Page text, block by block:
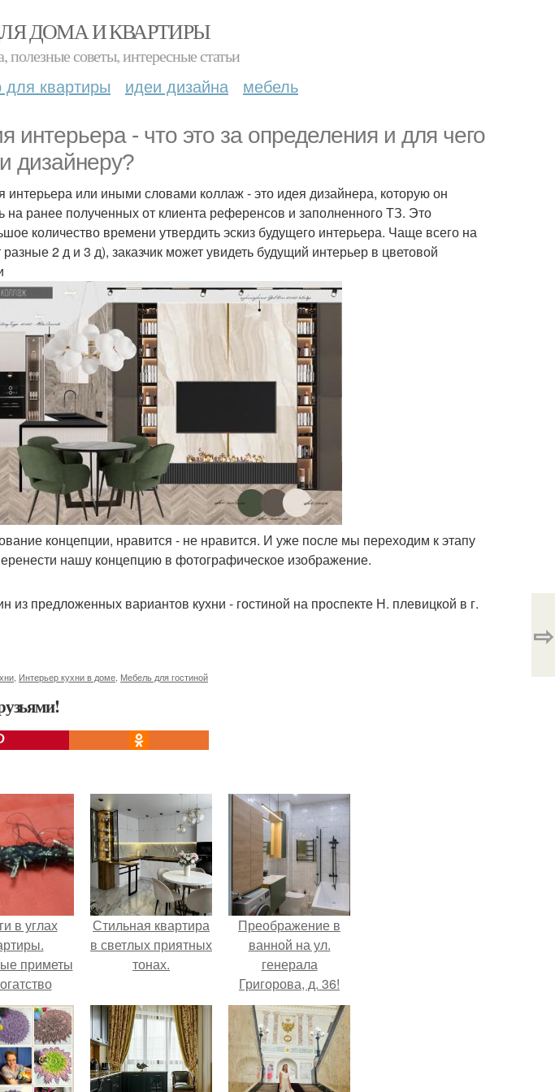
ДОМА И КВАРТИРЫ
советы, интересные статьи
для квартиры идеи дизайна мебель
интерьера - что это за определения и для чего
дизайнеру?
интерьера или иными словами коллаж - это идея дизайнера, которую он
на ранее полученных от клиента референсов и заполненного ТЗ. Это
количество времени утвердить эскиз будущего интерьера. Чаще всего на
2 д и 3 д), заказчик может увидеть будущий интерьер в цветовой
концепции, нравится - не нравится. И уже после мы переходим к этапу
нашу концепцию в фотографическое изображение.
предложенных вариантов кухни - гостиной на проспекте Н. плевицкой в г.
Интерьер кухни в доме Мебель для гостиной
⇨
в углах
приметы
Стильная квартира
в светлых приятных
тонах.
Преображение в
ванной на ул.
генерала
Григорова, д. 36!